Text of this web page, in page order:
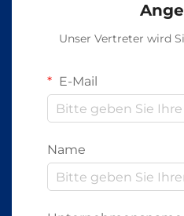
Unser Vertreter wird
E-Mail
Name